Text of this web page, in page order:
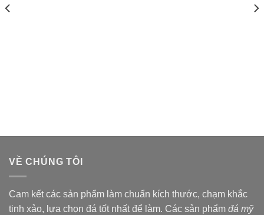
VỀ CHÚNG TÔI
Cam kết các sản phẩm làm chuẩn kích thước, chạm khắc
tinh xảo, lựa chọn đá tốt nhất để làm. Các sản phẩm đá mỹ